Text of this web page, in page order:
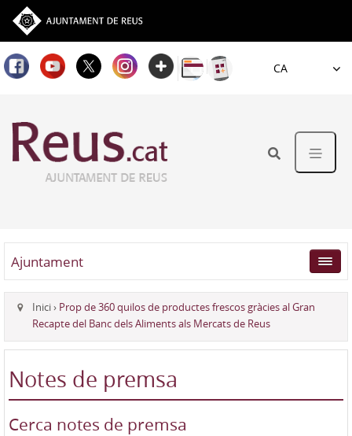
Idioma
Ajuntament
Inici› Prop de 360 quilos de productes frescos gràcies al Gran
Recapte del Banc dels Aliments als Mercats de Reus
Notes de premsa
Cerca notes de premsa